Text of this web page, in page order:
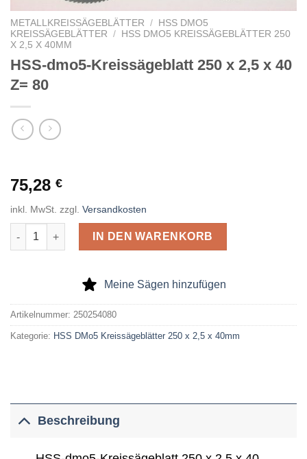
METALLKREISSÄGEBLÄTTER / HSS DMO5
KREISSÄGEBLÄTTER
/ HSS DMO5 KREISSÄGEBLÄTTER 250
X 2,5 X 40MM
HSS-dmo5-Kreissägeblatt 250 x 2,5 x 40
Z= 80
75,28 €
inkl. MwSt. zzgl. Versandkosten
HSS-dmo5-Kreissägeblatt 250 x 2,5 x 40 Z= 80 Menge
IN DEN WARENKORB
Meine Sägen hinzufügen
Artikelnummer: 250254080
Kategorie: HSS DMo5 Kreissägeblätter 250 x 2,5 x 40mm
Beschreibung